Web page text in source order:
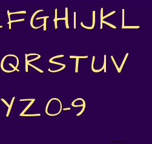
FGHIJKL
QRSTUV
YZ0-9